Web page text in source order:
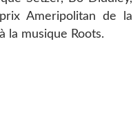
Ameripolitan de la
la musique Roots.